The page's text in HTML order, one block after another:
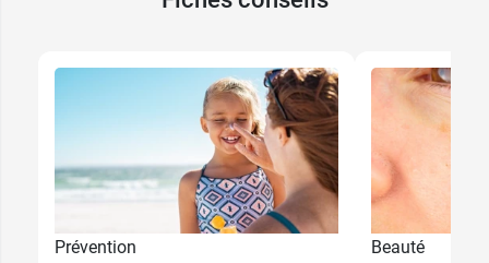
Prévention
Beauté